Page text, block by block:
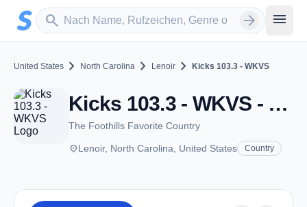
Zum Hauptinhalt springen
search
Sender suchen arrow_forward menu
United States chevron_right North Carolina chevron_right Lenoir chevron_right Kicks 103.3 - WKVS
Kicks 103.3 - WKVS - FM 103.3 - Lenoir, NC
The Foothills Favorite Country
placeLenoir, North Carolina, United States Country